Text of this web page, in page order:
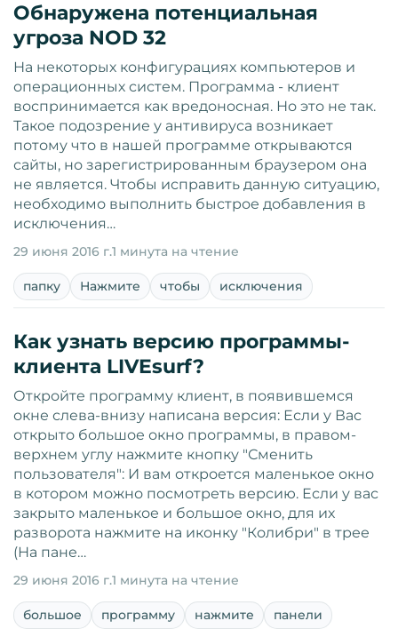
Обнаружена потенциальная
угроза NOD 32
На некоторых конфигурациях компьютеров и
операционных систем. Программа - клиент
воспринимается как вредоносная. Но это не так.
Такое подозрение у антивируса возникает
потому что в нашей программе открываются
сайты, но зарегистрированным браузером она
не является. Чтобы исправить данную ситуацию,
необходимо выполнить быстрое добавления в
исключения…
29 июня 2016 г.1 минута на чтение
папку Нажмите чтобы исключения
Как узнать версию программы-
клиента LIVEsurf?
Откройте программу клиент, в появившемся
окне слева-внизу написана версия: Если у Вас
открыто большое окно программы, в правом-
верхнем углу нажмите кнопку "Сменить
пользователя": И вам откроется маленькое окно
в котором можно посмотреть версию. Если у вас
закрыто маленькое и большое окно, для их
разворота нажмите на иконку "Колибри" в трее
(На пане…
29 июня 2016 г.1 минута на чтение
большое программу нажмите панели